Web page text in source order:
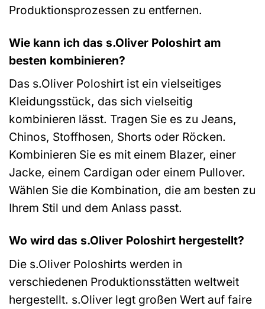
Produktionsprozessen zu entfernen.
Wie kann ich das s.Oliver Poloshirt am
besten kombinieren?
Das s.Oliver Poloshirt ist ein vielseitiges
Kleidungsstück, das sich vielseitig
kombinieren lässt. Tragen Sie es zu Jeans,
Chinos, Stoffhosen, Shorts oder Röcken.
Kombinieren Sie es mit einem Blazer, einer
Jacke, einem Cardigan oder einem Pullover.
Wählen Sie die Kombination, die am besten zu
Ihrem Stil und dem Anlass passt.
Wo wird das s.Oliver Poloshirt hergestellt?
Die s.Oliver Poloshirts werden in
verschiedenen Produktionsstätten weltweit
hergestellt. s.Oliver legt großen Wert auf faire